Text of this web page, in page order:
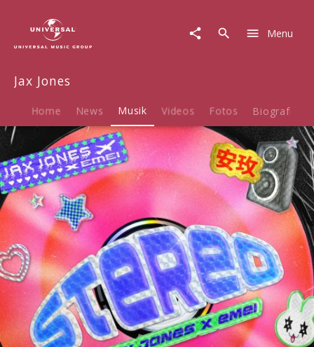
Musik
Stereo
Menu
Jax Jones
Home News Musik Videos Fotos Biografie